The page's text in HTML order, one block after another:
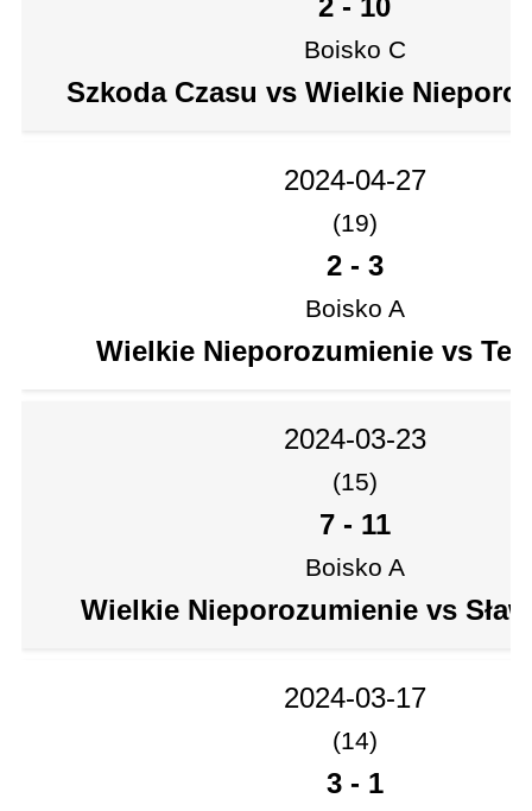
2 - 10
Boisko C
Szkoda Czasu vs Wielkie
2024-04-27
(19)
2- 3
Boisko A
Wielkie Nieporozumienie vs
2024-03-23
(15)
7- 11
Boisko A
Wielkie Nieporozumienie vs
2024-03-17
(14)
3- 1